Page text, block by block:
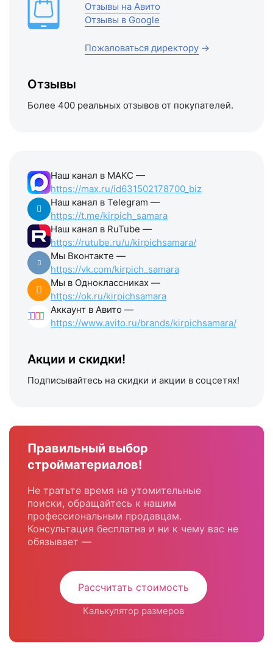
Отзывы на Авито
Отзывы в Google
Пожаловаться директору →
Отзывы
Более 400 реальных отзывов от покупателей.
Наш канал в МАКС —
https://max.ru/id631502178700_biz
Наш канал в Telegram —
https://t.me/kirpich_samara
Наш канал в RuTube —
https://rutube.ru/u/kirpichsamara/
Мы Вконтакте —
https://vk.com/kirpich_samara
Мы в Одноклассниках —
https://ok.ru/kirpichsamara
Аккаунт в Авито —
https://www.avito.ru/brands/kirpichsamara/
Акции и скидки!
Подписывайтесь на скидки и акции в соцсетях!
Правильный выбор
стройматериалов!
Не тратьте время на утомительные
поиски, обращайтесь к нашим
профессиональным продавцам.
Консультация бесплатна и ни к чему вас не
обязывает —
Рассчитать стоимость
Калькулятор размеров